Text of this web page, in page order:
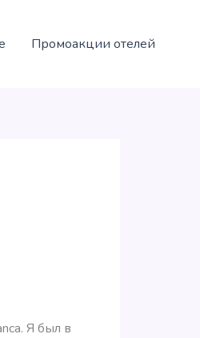
Промоакции отелей
Я был в